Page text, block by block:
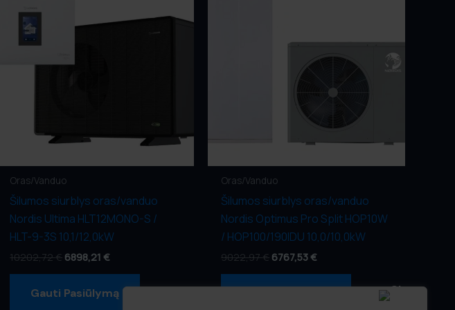
Oras/Vanduo
Šilumos siurblys oras/vanduo
Nordis Ultima HLT12MONO-S /
HLT-9-3S 10,1/12,0kW
10202,72€ 6898,21 €
Gauti Pasiūlymą
Oras/Vanduo
Šilumos siurblys oras/vanduo
Nordis Optimus Pro Split HOP10W
/ HOP100/190IDU 10,0/10,0kW
9022,97€ 6767,53 €